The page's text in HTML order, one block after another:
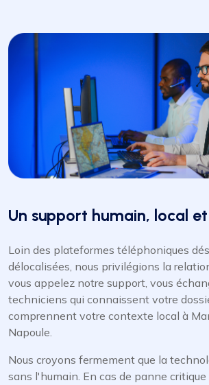
Un support humain, local
Loin des plateformes téléphoniques
délocalisées, nous privilégions la
vous appelez notre support, vous
techniciens qui connaissent votre
comprennent votre contexte local à
Napoule.
Nous croyons fermement que la
sans l'humain. En cas de panne